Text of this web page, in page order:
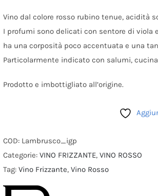
Vino dal colore rosso rubino tenue, acidità
I profumi sono delicati con sentore di viola
ha una corposità poco accentuata e una
Particolarmente indicato con salumi,
Prodotto e imbottigliato all’origine.
COD: Lambrusco_igp
Categorie: VINO FRIZZANTE, VINO ROSSO
Tag: Vino Frizzante, Vino Rosso